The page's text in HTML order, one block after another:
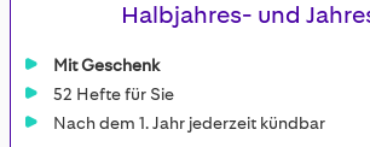
Halbjahres- und
Mit Geschenk
52 Hefte für Sie
Nach dem 1. Jahr jederzeit kündbar